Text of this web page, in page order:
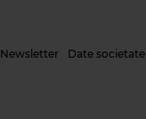
Newsletter Date societate